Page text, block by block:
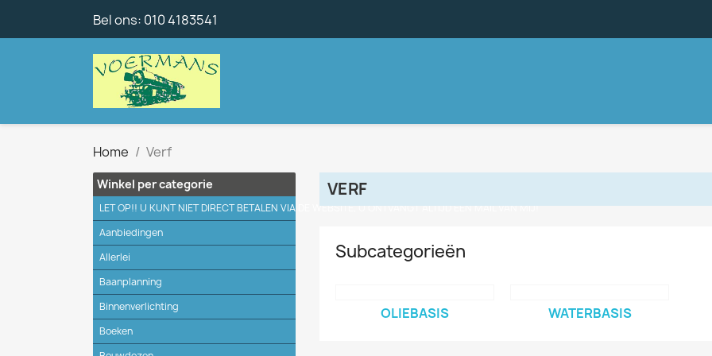
Bel ons: 010 4183541
Home Verf
Winkel per categorie
LET OP!! U KUNT NIET DIRECT BETALEN VIA DE WEBSITE, U ONTVANGT ALTIJD EEN MAIL VAN MIJ!
Aanbiedingen
Allerlei
Baanplanning
Binnenverlichting
Boeken
VERF
Subcategorieën
OLIEBASIS WATERBASIS